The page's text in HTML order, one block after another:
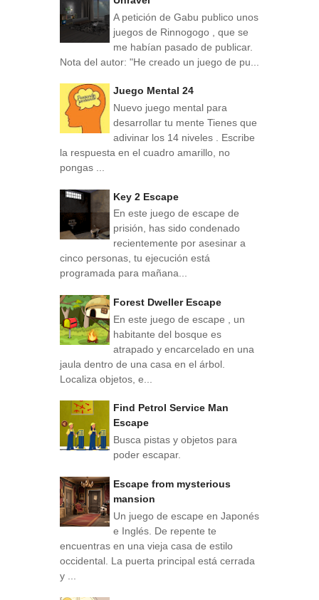
A petición de Gabu publico unos
juegos de Rinnogogo , que se
me habían pasado de publicar.
Nota del autor: "He creado un juego de pu...
Juego Mental 24
Nuevo juego mental para
desarrollar tu mente Tienes que
adivinar los 14 niveles . Escribe
la respuesta en el cuadro amarillo, no
pongas ...
Key 2 Escape
En este juego de escape de
prisión, has sido condenado
recientemente por asesinar a
cinco personas, tu ejecución está
programada para mañana...
Forest Dweller Escape
En este juego de escape , un
habitante del bosque es
atrapado y encarcelado en una
jaula dentro de una casa en el árbol.
Localiza objetos, e...
Find Petrol Service Man
Escape
Busca pistas y objetos para
poder escapar.
Escape from mysterious
mansion
Un juego de escape en Japonés
e Inglés. De repente te
encuentras en una vieja casa de estilo
occidental. La puerta principal está cerrada
y ...